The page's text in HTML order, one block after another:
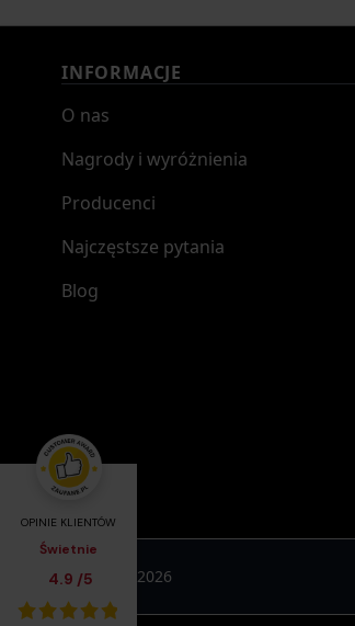
OPINIE KLIENTÓW
Świetnie
Średnia ocena klientów:
4.9 /5
INFORMACJE
O nas
Nagrody i wyróżnienia
Producenci
Najczęstsze pytania
Blog
Broń.pl © 2026